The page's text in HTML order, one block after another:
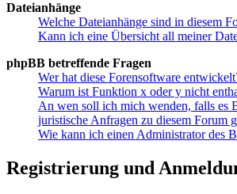
Dateianhänge
Welche Dateianhänge sind in diesem
Kann ich eine Übersicht all meiner
phpBB betreffende Fragen
Wer hat diese Forensoftware
Warum ist Funktion x oder y nicht
An wen soll ich mich wenden, falls es
juristische Anfragen zu diesem Forum
Wie kann ich einen Administrator des
Registrierung und